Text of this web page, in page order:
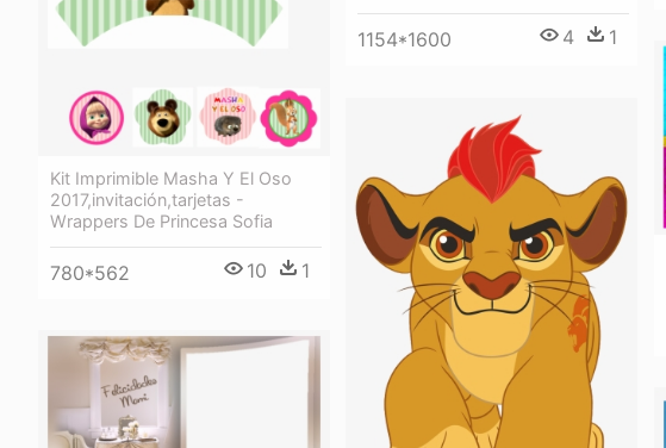
1154*1600 4 1
Kit Imprimible Masha Y El Oso
2017,invitación,tarjetas -
Wrappers De Princesa Sofia
780*562 10 1